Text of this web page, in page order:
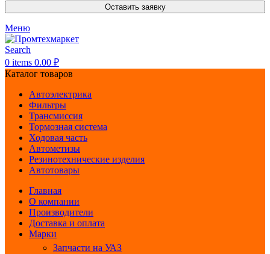
Оставить заявку
Меню
Search
0 items 0.00 ₽
Каталог товаров
Автоэлектрика
Фильтры
Трансмиссия
Тормозная система
Ходовая часть
Автометизы
Резинотехнические изделия
Автотовары
Главная
О компании
Производители
Доставка и оплата
Марки
Запчасти на УАЗ